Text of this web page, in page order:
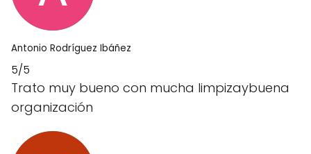
Antonio Rodríguez Ibáñez
5/5
Trato muy bueno con mucha limpizaybuena
organización